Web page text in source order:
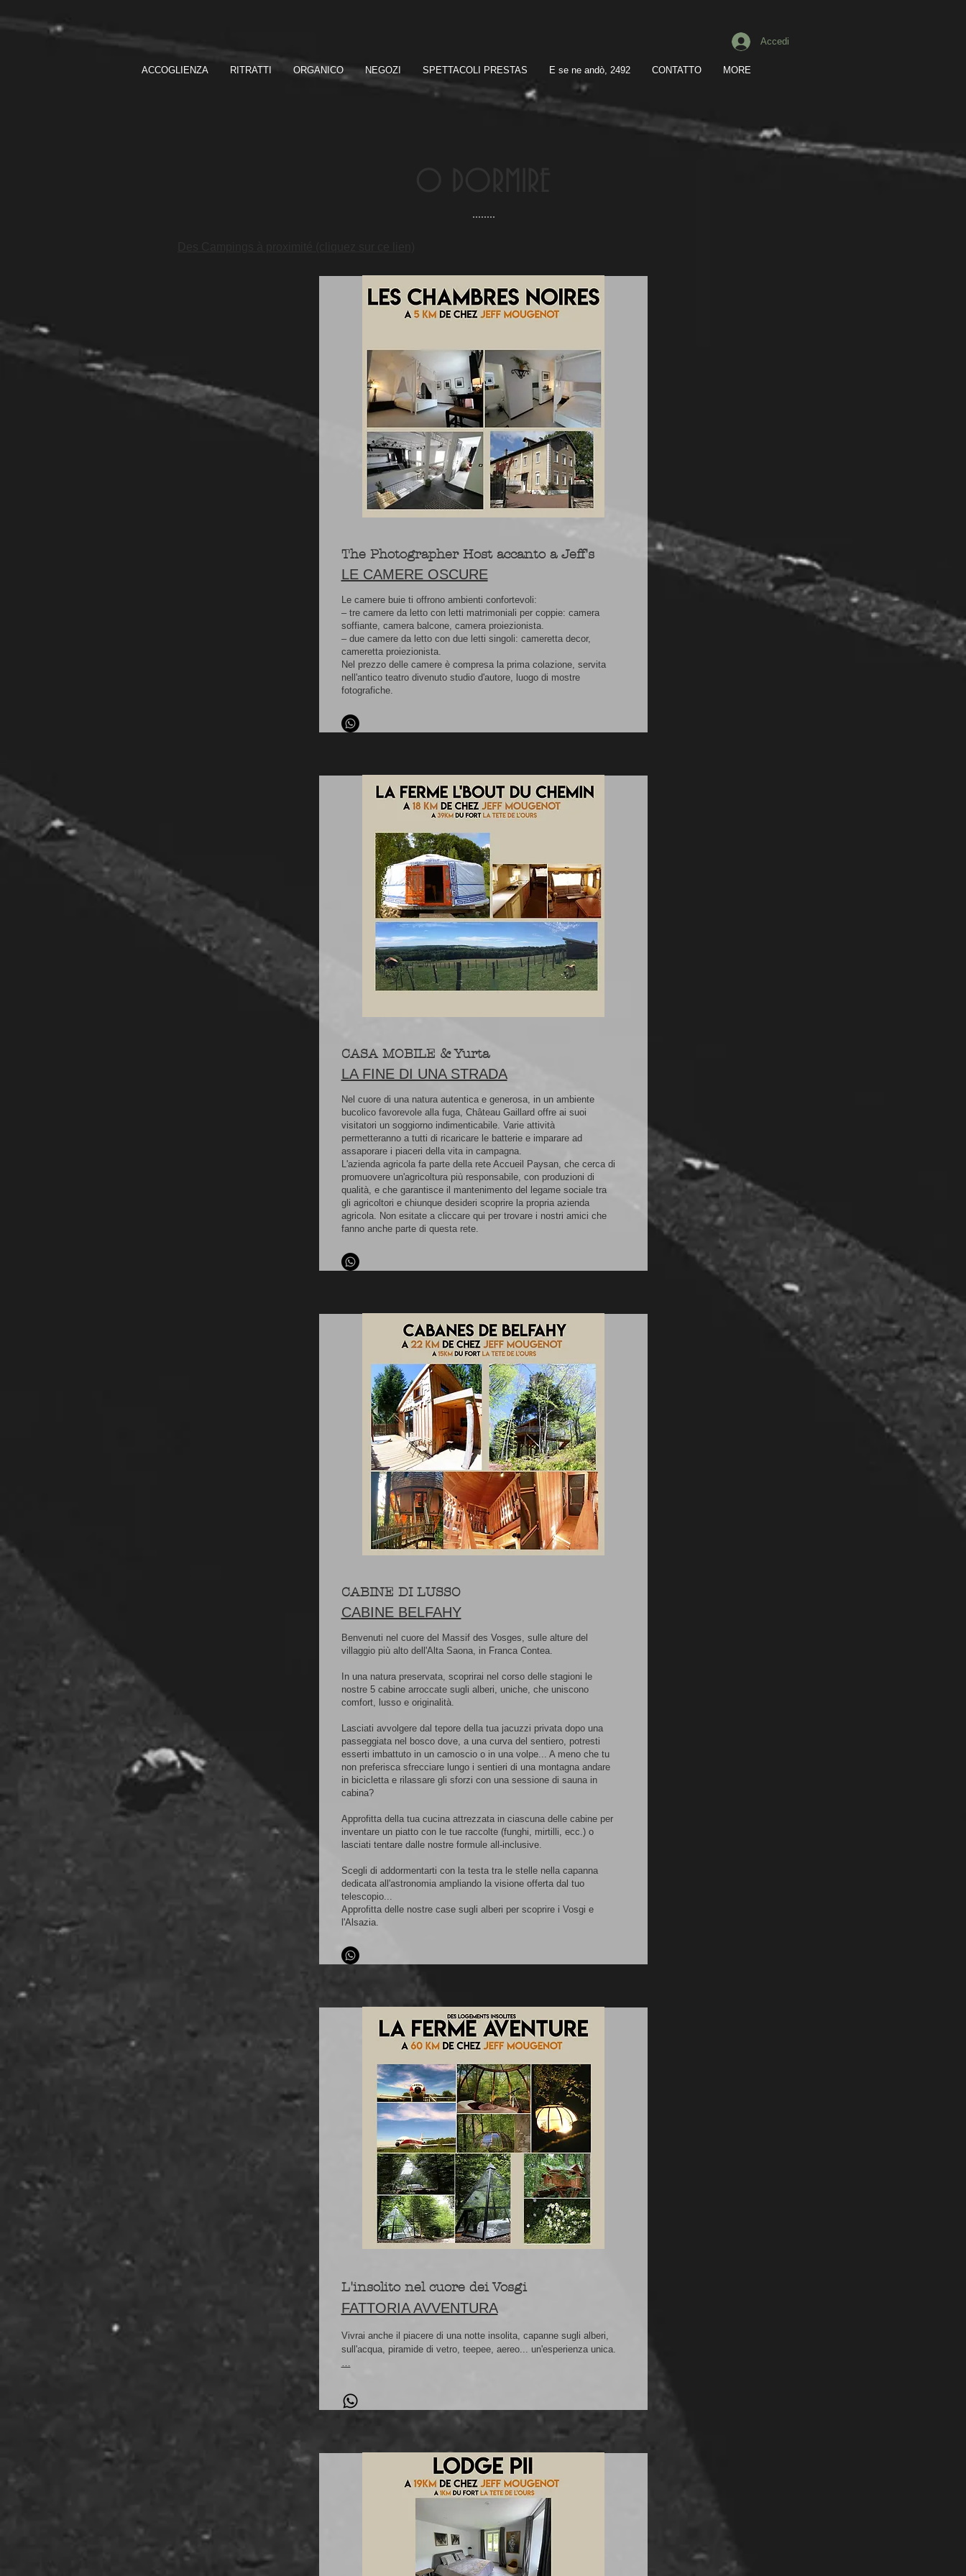
Accedi
ACCOGLIENZA RITRATTI ORGANICO NEGOZI SPETTACOLI PRESTAS E se ne andò, 2492 CONTATTO MORE
The Photographer Host accanto a Jeff's
LE CAMERE OSCURE
Le camere buie ti offrono ambienti confortevoli:
– tre camere da letto con letti matrimoniali per coppie: camera
soffiante, camera balcone, camera proiezionista.
– due camere da letto con due letti singoli: cameretta decor,
cameretta proiezionista.
Nel prezzo delle camere è compresa la prima colazione, servita
nell'antico teatro divenuto studio d'autore, luogo di mostre
fotografiche.
CASA MOBILE & Yurta
LA FINE DI UNA STRADA
Nel cuore di una natura autentica e generosa, in un ambiente
bucolico favorevole alla fuga, Château Gaillard offre ai suoi
visitatori un soggiorno indimenticabile. Varie attività
permetteranno a tutti di ricaricare le batterie e imparare ad
assaporare i piaceri della vita in campagna.
L'azienda agricola fa parte della rete Accueil Paysan, che cerca di
promuovere un'agricoltura più responsabile, con produzioni di
qualità, e che garantisce il mantenimento del legame sociale tra
gli agricoltori e chiunque desideri scoprire la propria azienda
agricola. Non esitate a cliccare qui per trovare i nostri amici che
fanno anche parte di questa rete.
CABINE DI LUSSO
CABINE BELFAHY
Benvenuti nel cuore del Massif des Vosges, sulle alture del
villaggio più alto dell'Alta Saona, in Franca Contea.
In una natura preservata, scoprirai nel corso delle stagioni le
nostre 5 cabine arroccate sugli alberi, uniche, che uniscono
comfort, lusso e originalità.
Lasciati avvolgere dal tepore della tua jacuzzi privata dopo una
passeggiata nel bosco dove, a una curva del sentiero, potresti
esserti imbattuto in un camoscio o in una volpe... A meno che tu
non preferisca sfrecciare lungo i sentieri di una montagna andare
in bicicletta e rilassare gli sforzi con una sessione di sauna in
cabina?
Approfitta della tua cucina attrezzata in ciascuna delle cabine per
inventare un piatto con le tue raccolte (funghi, mirtilli, ecc.) o
lasciati tentare dalle nostre formule all-inclusive.
Scegli di addormentarti con la testa tra le stelle nella capanna
dedicata all'astronomia ampliando la visione offerta dal tuo
telescopio...
Approfitta delle nostre case sugli alberi per scoprire i Vosgi e
l'Alsazia.
L'insolito nel cuore dei Vosgi
FATTORIA AVVENTURA
Vivrai anche il piacere di una notte insolita, capanne sugli alberi,
sull'acqua, piramide di vetro, teepee, aereo... un'esperienza unica.
…